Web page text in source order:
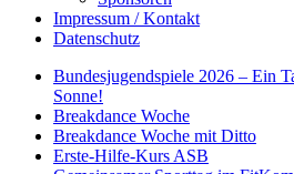
Impressum / Kontakt
Datenschutz
Bundesjugendspiele 2026 – Ein
Sonne!
Breakdance Woche
Breakdance Woche mit Ditto
Erste-Hilfe-Kurs ASB